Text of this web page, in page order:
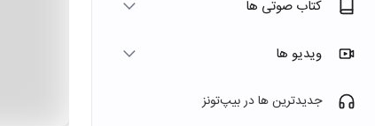
کتاب صوتی ها
ویدیو ها
جدیدترین ها در بیپ‌تونز